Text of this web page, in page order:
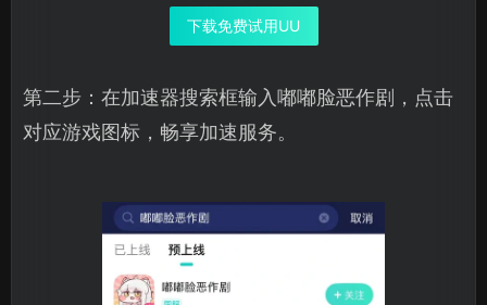
下载免费试用UU
第二步：在加速器搜索框输入嘟嘟脸恶作剧，点击
对应游戏图标，畅享加速服务。